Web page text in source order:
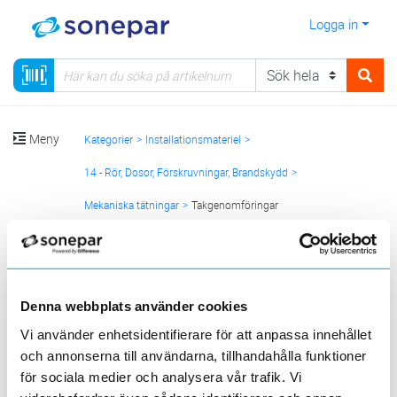
Denna webbplats använder cookies
Vi använder enhetsidentifierare för att anpassa innehållet
och annonserna till användarna, tillhandahålla funktioner
för sociala medier och analysera vår trafik. Vi
Logga in
Meny Kategorier Installationsmateriel
14 - Rör, Dosor, Förskruvningar, Brandskydd
Mekaniska tätningar Takgenomföringar
Sortera
Sida < 1 > Per sida 20 50
ROXTEC